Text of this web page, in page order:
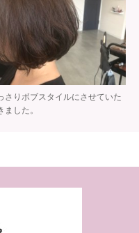
さりボブスタイルにさせていた
ました。